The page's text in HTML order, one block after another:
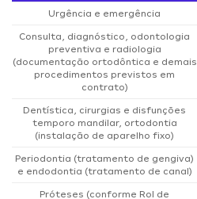
Urgência e emergência
Consulta, diagnóstico, odontologia
preventiva e radiologia
(documentação ortodôntica e demais
procedimentos previstos em
contrato)
Dentística, cirurgias e disfunções
temporo mandilar, ortodontia
(instalação de aparelho fixo)
Periodontia (tratamento de gengiva)
e endodontia (tratamento de canal)
Próteses (conforme Rol de